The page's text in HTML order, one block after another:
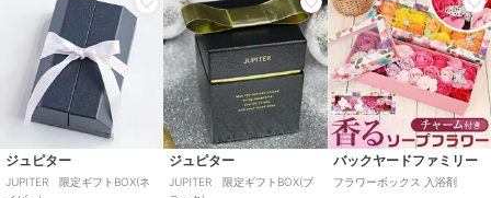
ジュピター
JUPITER 限定ギフトBOX(ネ
ジュピター
JUPITER 限定ギフトBOX(ブ
バックヤードファミリー
フラワーボックス 入浴剤